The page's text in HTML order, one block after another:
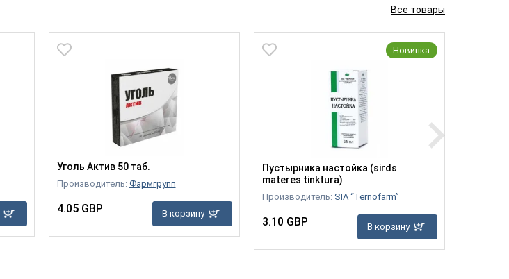
Все товары
Уголь Актив 50 таб.
Производитель: Фармгрупп
4.05 GBP В корзину
Новинка
Пустырника настойка (sirds
materes tinktura)
Производитель: SIA “Ternofarm”
3.10 GBP В корзину